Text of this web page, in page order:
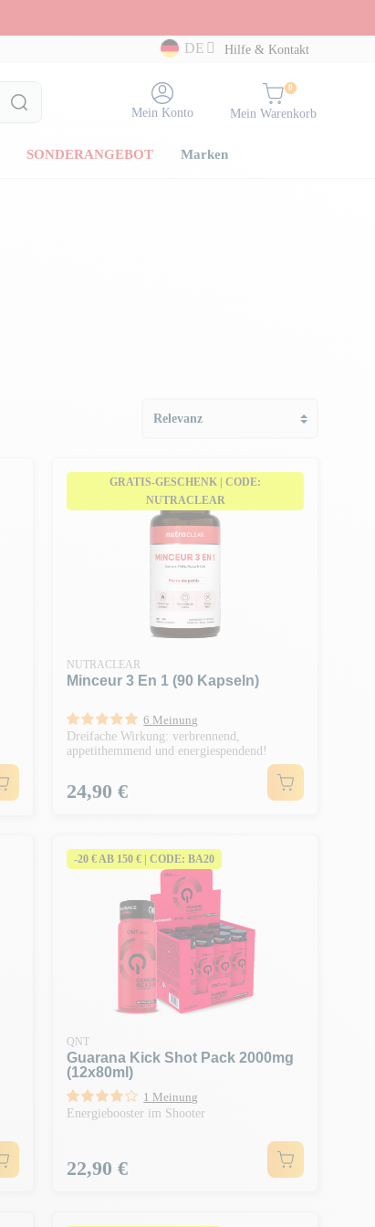
DE
Hilfe & Kontakt
Mein Konto
0
Mein Warenkorb
SONDERANGEBOT Marken
GRATIS-GESCHENK | CODE:
NUTRACLEAR
NUTRACLEAR
Minceur 3 En 1 (90 Kapseln)
6 Meinung
Dreifache Wirkung: verbrennend,
appetithemmend und energiespendend!
Preis
24,90 €
-20 € AB 150 € | CODE: BA20
QNT
Guarana Kick Shot Pack 2000mg
(12x80ml)
1 Meinung
Energiebooster im Shooter
Preis
22,90 €